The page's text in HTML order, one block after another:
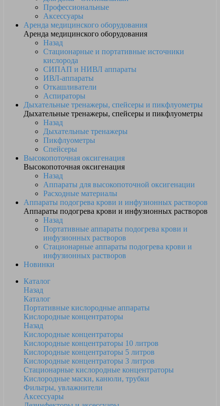
Профессиональные
Аксессуары
Аренда медицинского оборудования
Аренда медицинского оборудования
Назад
Стационарные и портативные источники
кислорода
СИПАП и НИВЛ аппараты
ИВЛ-аппараты
Откашливатели
Аспираторы
Дыхательные тренажеры, спейсеры и пикфлуометры
Дыхательные тренажеры, спейсеры и пикфлуометры
Назад
Дыхательные тренажеры
Пикфлуометры
Спейсеры
Высокопоточная оксигенация
Высокопоточная оксигенация
Назад
Аппараты для высокопоточной оксигенации
Расходные материалы
Аппараты подогрева крови и инфузионных растворов
Аппараты подогрева крови и инфузионных растворов
Назад
Портативные аппараты подогрева крови и
инфузионных растворов
Стационарные аппараты подогрева крови и
инфузионных растворов
Новинки
Каталог
Назад
Каталог
Портативные кислородные аппараты
Кислородные концентраторы
Назад
Кислородные концентраторы
Кислородные концентраторы 10 литров
Кислородные концентраторы 5 литров
Кислородные концентраторы 3 литров
Стационарные кислородные концентраторы
Кислородные маски, канюли, трубки
Фильтры, увлажнители
Аксессуары